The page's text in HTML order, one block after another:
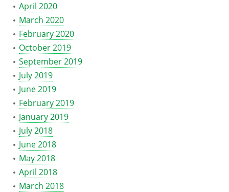
April 2020
March 2020
February 2020
October 2019
September 2019
July 2019
June 2019
February 2019
January 2019
July 2018
June 2018
May 2018
April 2018
March 2018